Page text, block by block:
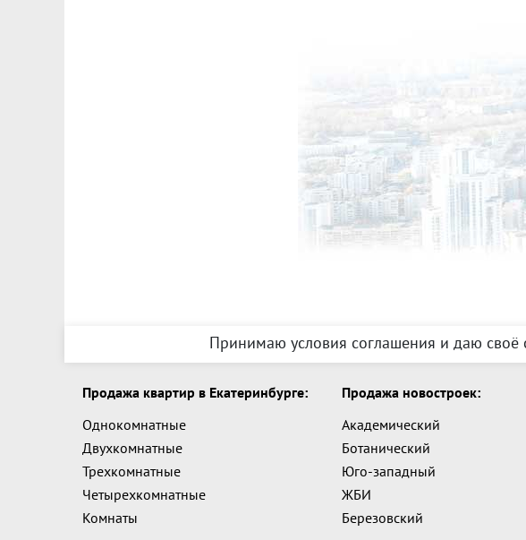
Принимаю условия соглашения и даю своё
Продажа квартир в Екатеринбурге:
Однокомнатные
Двухкомнатные
Трехкомнатные
Четырехкомнатные
Комнаты
Продажа новостроек:
Академический
Ботанический
Юго-западный
ЖБИ
Березовский